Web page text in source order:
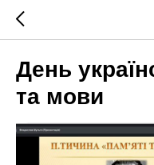
День
та мови